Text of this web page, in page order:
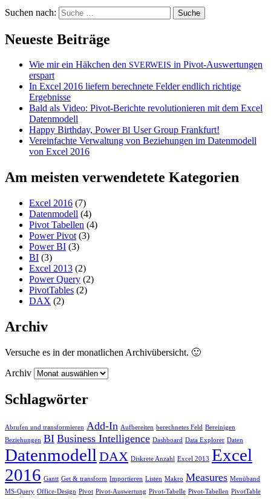
Suchen nach:
Neueste Beiträge
Wie mir ein Häkchen den SVERWEIS in Pivot-Auswertungen
erspart
In Excel 2016 liefern berechnete Felder endlich richtige
Ergebnisse
Bald als Video: Pivot-Berichte revolutionieren mit dem Excel
Datenmodell
Happy Birthday, PowerBI User Group Frankfurt!
Vereinfachte Verwaltung von Beziehungen im Datenmodell
von Excel 2016
Am meisten verwendetete Kategorien
Excel 2016 (7)
Datenmodell (4)
Pivot Tabellen (4)
Power Pivot (3)
Power BI (3)
BI (3)
Excel 2013 (2)
Power Query (2)
PivotTables (2)
DAX (2)
Archiv
Versuche es in der monatlichen Archivübersicht. 🙂
Archiv
Schlagwörter
Abrufen und transformieren Add-In Aufbereiten berechnetes Feld Bereinigen
Beziehungen BI Business Intelligence Dashboard Data Explorer Daten
Datenmodell DAX Diskrete Anzahl Excel 2013 Excel
2016 Gantt Get & transform Importieren Listen Makro Measures Menüband
MS-Query Office-Design Pivot Pivot-Auswertung Pivot-Tabelle Pivot-Tabellen PivotTable